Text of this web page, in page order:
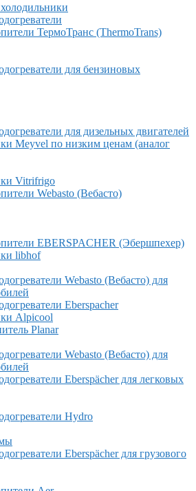
ТермоТранс (ThermoTrans)
для бензиновых
для дизельных двигателей
Meyvel по низким ценам (аналог
Vitrifrigo
Webasto (Вебасто)
EBERSPACHER (Эбершпехер)
libhof
Webasto (Вебасто) для
Eberspacher
Alpicool
Planar
Webasto (Вебасто) для
Eberspächer для легковых
Hydro
Eberspächer для грузового